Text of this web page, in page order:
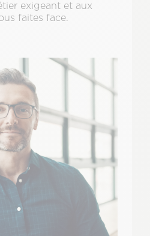
exigeant et aux
faites face.